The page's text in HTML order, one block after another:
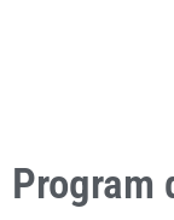
Program